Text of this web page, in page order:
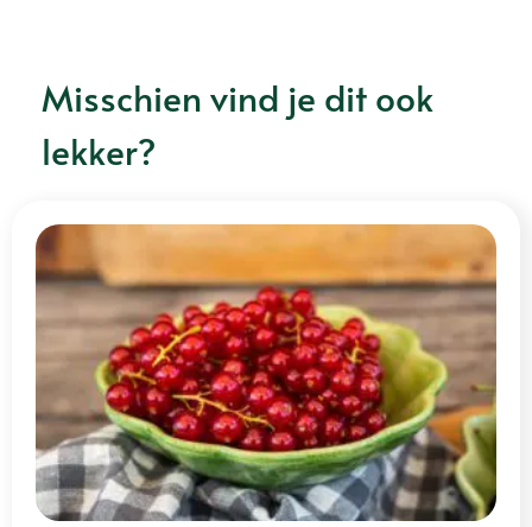
Misschien vind je dit ook
lekker?